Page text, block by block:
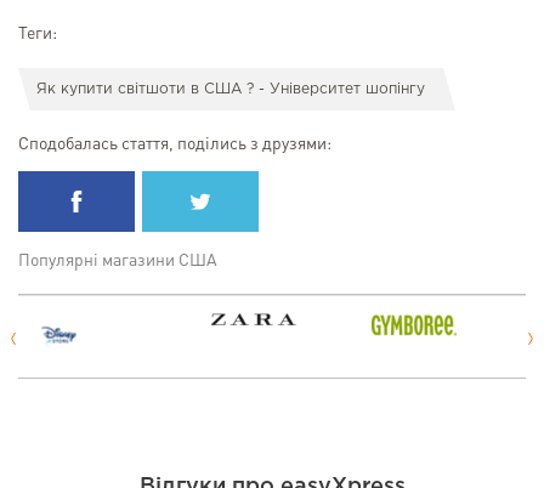
Теги:
Як купити світшоти в США ? - Університет шопінгу
Сподобалась стаття, поділись з друзями:
Популярні магазини США